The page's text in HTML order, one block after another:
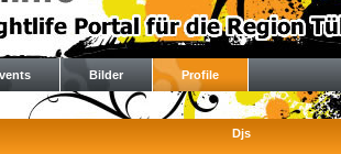
Bilder Profile
Djs